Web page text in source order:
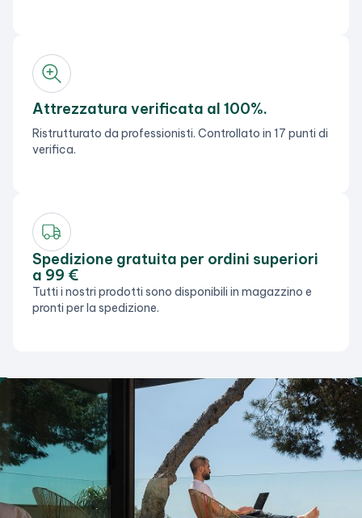
Attrezzatura verificata al 100%.
Ristrutturato da professionisti. Controllato in 17 punti di
verifica.
Spedizione gratuita per ordini superiori
a 99 €
Tutti i nostri prodotti sono disponibili in magazzino e
pronti per la spedizione.